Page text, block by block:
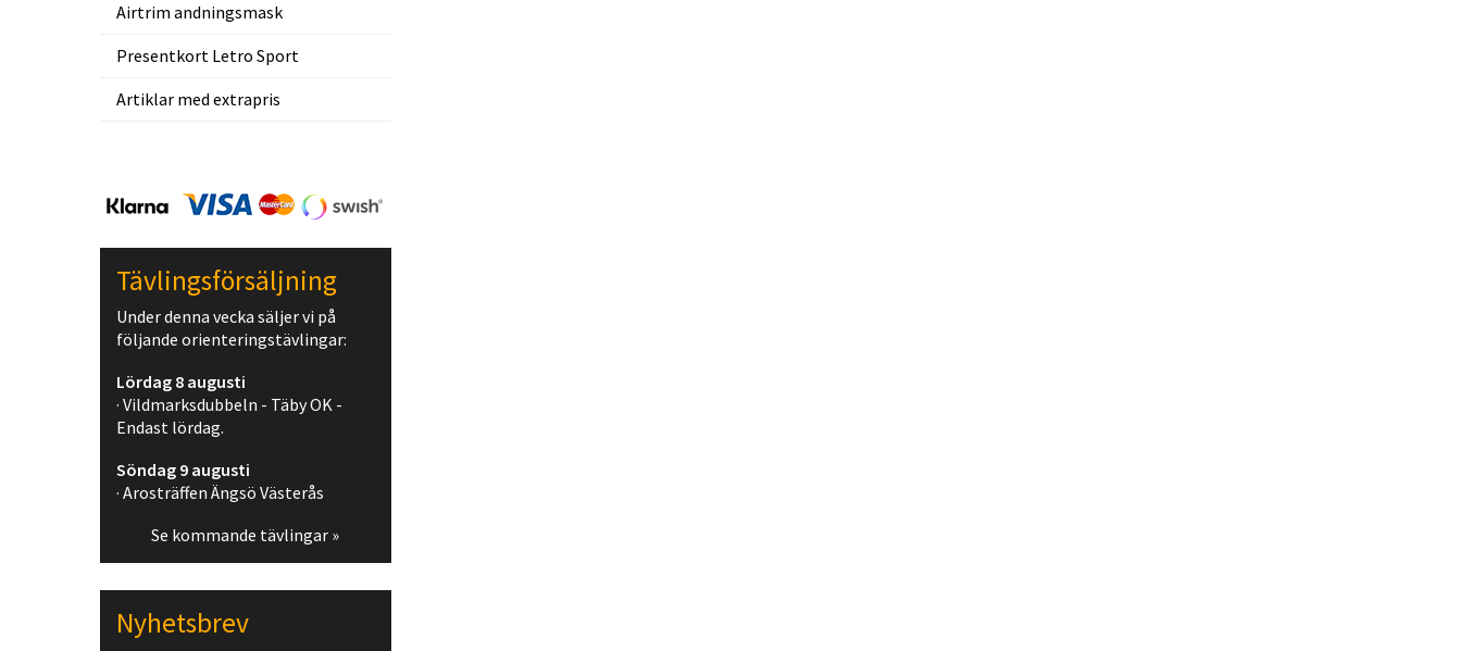
Airtrim andningsmask
Presentkort Letro Sport
Artiklar med extrapris
Tävlingsförsäljning
Under denna vecka säljer vi på
följande orienteringstävlingar:
Lördag 8 augusti
· Vildmarksdubbeln - Täby OK -
Endast lördag.
Söndag 9 augusti
· Arosträffen Ängsö Västerås
Se kommande tävlingar »
Nyhetsbrev